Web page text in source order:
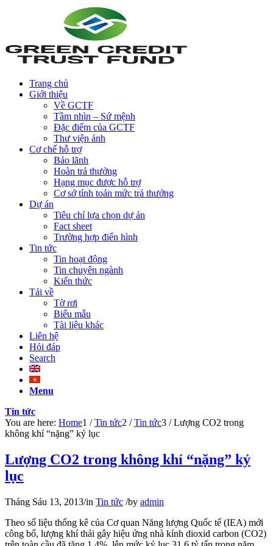
Trang chủ
Giới thiệu
Về GCTF
Tầm nhìn – Sứ mệnh
Đặc điểm của GCTF
Thư viện ảnh
Cơ chế hỗ trợ
Bảo lãnh
Hoàn trả thưởng
Hạng mục được hỗ trợ
Cơ sở tính toán mức trả thưởng
Dự án
Tiêu chí lựa chọn dự án
Fact sheet
Trường hợp điển hình
Tin tức
Tin hoạt động
Tin chuyên ngành
Kiến thức
Tải về
Tờ rơi
Biểu mẫu
Tài liệu khác
Liên hệ
Hỏi đáp
Search
Menu
Tin tức
You are here: Home1 / Tin tức2 / Tin tức3 / Lượng CO2 trong
không khí “nặng” kỷ lục
Lượng CO2 trong không khí “nặng” kỷ
lục
Tháng Sáu 13, 2013/in Tin tức /by admin
Theo số liệu thống kê của Cơ quan Năng lượng Quốc tế (IEA) mới
công bố, lượng khí thải gây hiệu ứng nhà kính dioxid carbon (CO2)